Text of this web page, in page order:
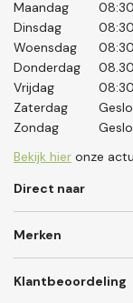
Maandag
Dinsdag
Woensdag
Donderdag
Vrijdag
Zaterdag
Zondag
Bekijk hier onze
Direct naar
Merken
Klantbeoordeling